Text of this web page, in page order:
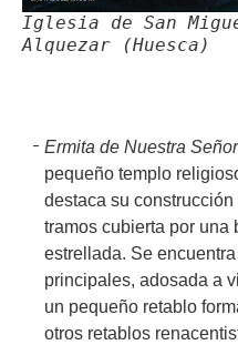
Iglesia de San
Alquezar (Huesca)
Ermita de Nuestra
pequeño templo
destaca su
tramos cubierta por una
estrellada. Se
principales, adosada a
un pequeño retablo
otros retablos